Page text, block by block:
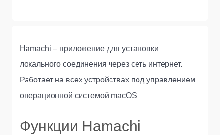
Hamachi – приложение для установки
локального соединения через сеть интернет.
Работает на всех устройствах под управлением
операционной системой macOS.
Функции Hamachi